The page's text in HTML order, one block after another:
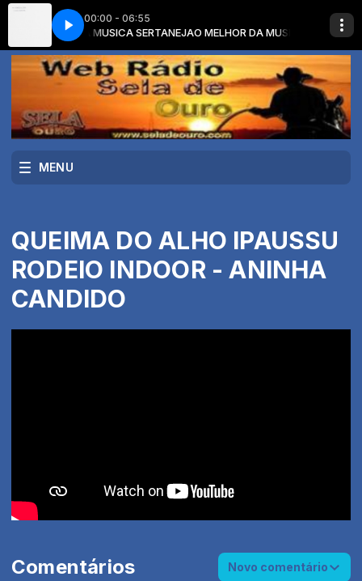
00:00 - 06:55
DA MUSICA SERTANEJAO MELHOR DA MUSICA SERTANEJA com O
CHRIS STAPLETON - COLD
MENU
QUEIMA DO ALHO IPAUSSU
RODEIO INDOOR - ANINHA
CANDIDO
Comentários Novo comentário